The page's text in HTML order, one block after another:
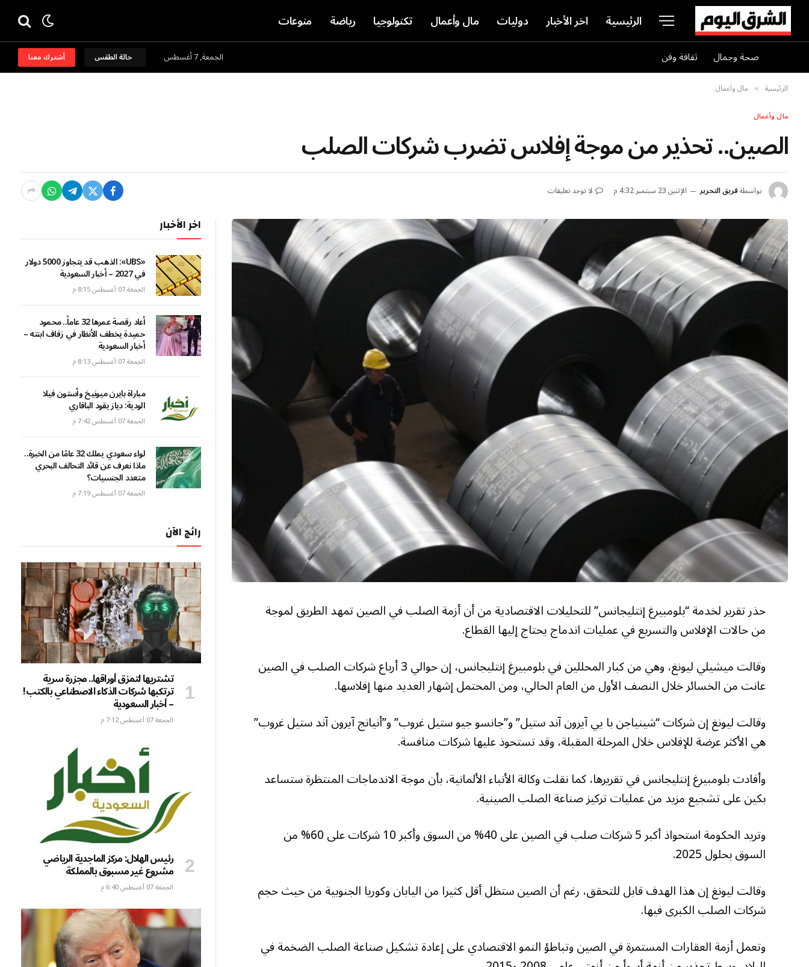
الرئيسية اخر الأخبار دوليات مال وأعمال تكنولوجيا رياضة منوعات
صحة وجمال ثقافة وفن الجمعة, 7 أغسطس حالة الطقس أشترك معنا
الرئيسية » مال وأعمال
مال وأعمال
الصين.. تحذير من موجة إفلاس تضرب شركات الصلب
بواسطةفريق التحرير الإثنين 23 سبتمبر 4:32 م لا توجد تعليقات
حذر تقرير لخدمة “بلومبيرغ إنتليجانس” للتحليلات الاقتصادية من أن أزمة الصلب في الصين تمهد الطريق لموجة
من حالات الإفلاس والتسريع في عمليات اندماج يحتاج إليها القطاع.
وقالت ميشيلي ليونغ، وهي من كبار المحللين في بلومبيرغ إنتليجانس، إن حوالي 3 أرباع شركات الصلب في الصين
عانت من الخسائر خلال النصف الأول من العام الحالي، ومن المحتمل إشهار العديد منها إفلاسها.
وقالت ليونغ إن شركات “شينياجن با يي آيرون آند ستيل” و”جانسو جيو ستيل غروب” و”أنيانج آيرون آند ستيل غروب”
هي الأكثر عرضة للإفلاس خلال المرحلة المقبلة، وقد تستحوذ عليها شركات منافسة.
وأفادت بلومبيرغ إنتليجانس في تقريرها، كما نقلت وكالة الأنباء الألمانية، بأن موجة الاندماجات المنتظرة ستساعد
بكين على تشجيع مزيد من عمليات تركيز صناعة الصلب الصينية.
وتريد الحكومة استحواذ أكبر 5 شركات صلب في الصين على 40% من السوق وأكبر 10 شركات على 60% من
السوق بحلول 2025.
وقالت ليونغ إن هذا الهدف قابل للتحقق، رغم أن الصين ستظل أقل كثيرا من اليابان وكوريا الجنوبية من حيث حجم
شركات الصلب الكبرى فيها.
وتعمل أزمة العقارات المستمرة في الصين وتباطؤ النمو الاقتصادي على إعادة تشكيل صناعة الصلب الضخمة في
اخر الأخبار
«UBS»: الذهب قد يتجاوز 5000 دولار
في 2027 – أخبار السعودية
الجمعة 07 أغسطس 8:15 م
أعاد رقصة عمرها 32 عاماً.. محمود
حميدة يخطف الأنظار في زفاف ابنته –
أخبار السعودية
الجمعة 07 أغسطس 8:13 م
مباراة بايرن ميونيخ وأستون فيلا
الودية: دياز يقود البافاري
الجمعة 07 أغسطس 7:42 م
لواء سعودي يملك 32 عامًا من الخبرة..
ماذا نعرف عن قائد التحالف البحري
متعدد الجنسيات؟
الجمعة 07 أغسطس 7:19 م
رائج الآن
تشتريها لتمزق أوراقها.. مجزرة سرية
ترتكبها شركات الذكاء الاصطناعي بالكتب!
– أخبار السعودية
الجمعة 07 أغسطس 7:12 م
رئيس الهلال: مركز الماجدية الرياضي
مشروع غير مسبوق بالمملكة
الجمعة 07 أغسطس 6:40 م